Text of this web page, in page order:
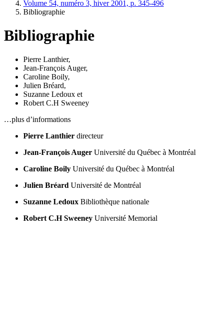
Volume 54, numéro 3, hiver 2001, p. 345-496
Bibliographie
Bibliographie
Pierre Lanthier,
Jean-François Auger,
Caroline Boily,
Julien Bréard,
Suzanne Ledoux et
Robert C.H Sweeney
…plus d’informations
Pierre Lanthier directeur
Jean-François Auger Université du Québec à Montréal
Caroline Boily Université du Québec à Montréal
Julien Bréard Université de Montréal
Suzanne Ledoux Bibliothèque nationale
Robert C.H Sweeney Université Memorial